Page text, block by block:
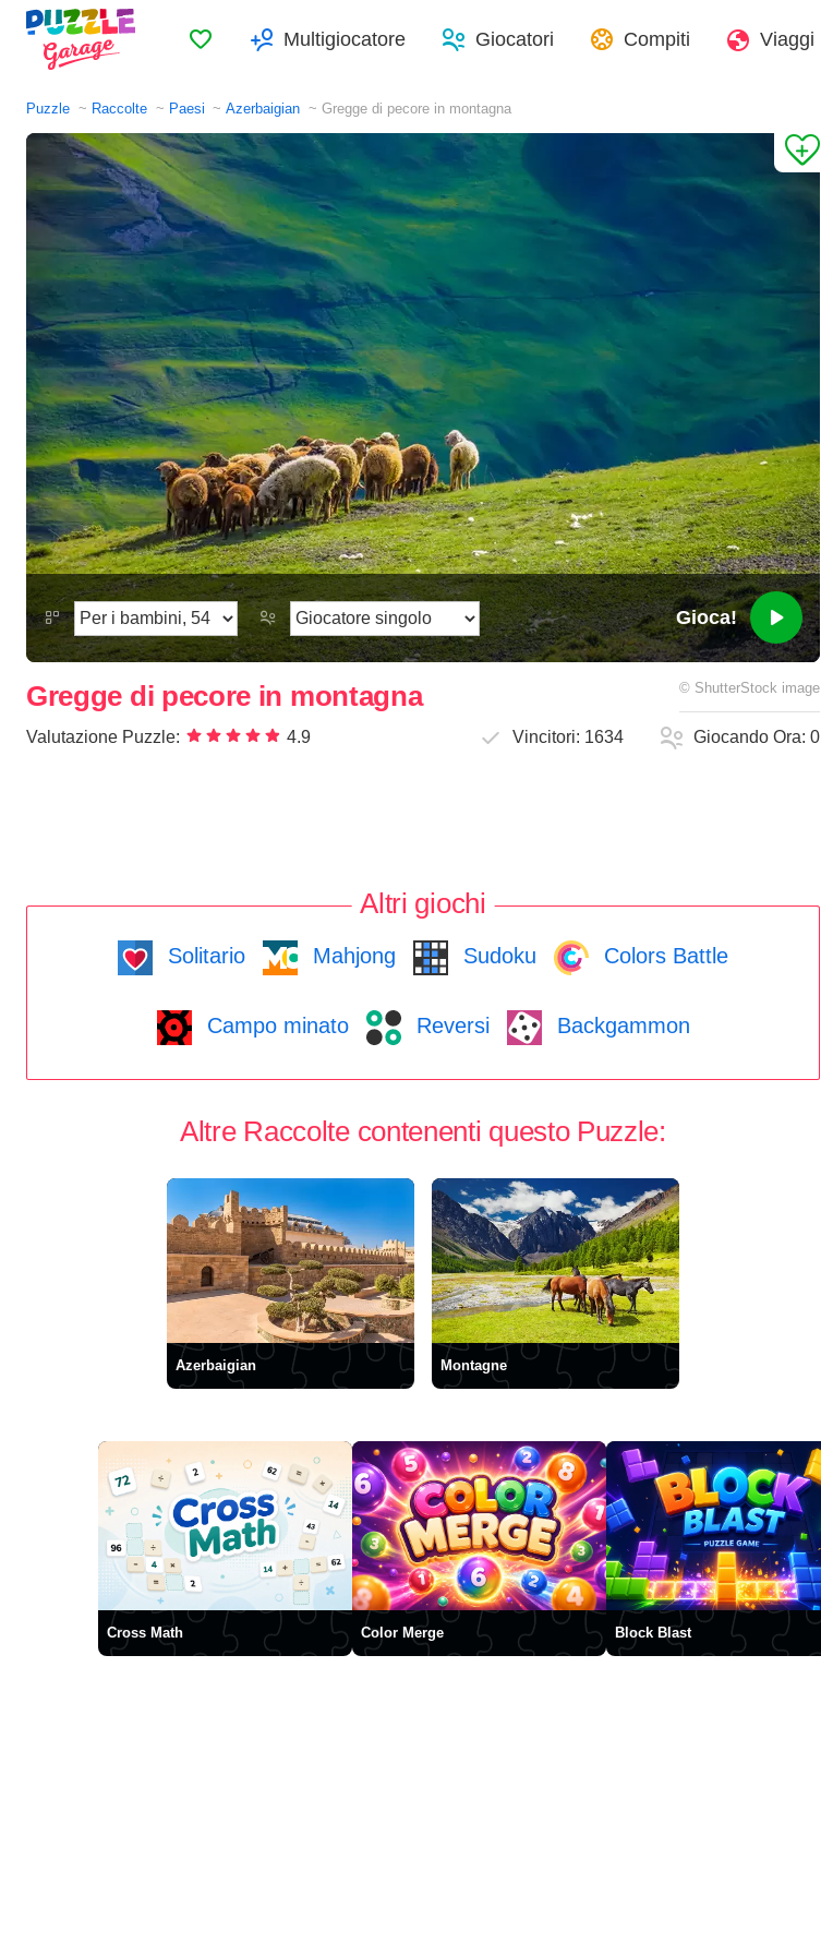
Preferiti Multigiocatore Giocatori Compiti Viaggi
Puzzle Raccolte Paesi Azerbaigian Gregge di pecore in montagna
Gioca!
Gregge di pecore in montagna © ShutterStock image
Valutazione Puzzle: 4.9 Vincitori: 1634 Giocando Ora:0
Altri giochi
Solitario Mahjong Sudoku Colors Battle
Campo minato Reversi Backgammon
Altre Raccolte contenenti questo Puzzle:
Azerbaigian Montagne
Cross Math Color Merge Block Blast